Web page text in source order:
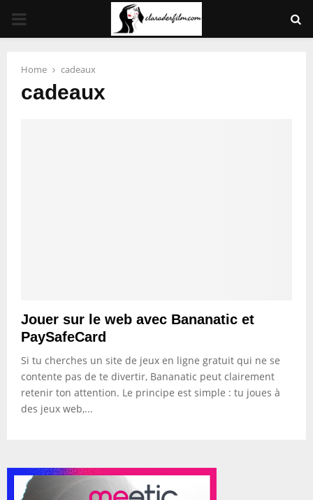
PRIMARY
Home cadeaux
cadeaux
Jouer sur le web avec Bananatic et
PaySafeCard
Si tu cherches un site de jeux en ligne gratuit qui ne se
contente pas de te divertir, Bananatic peut clairement
retenir ton attention. Le principe est simple : tu joues à
des jeux web,...